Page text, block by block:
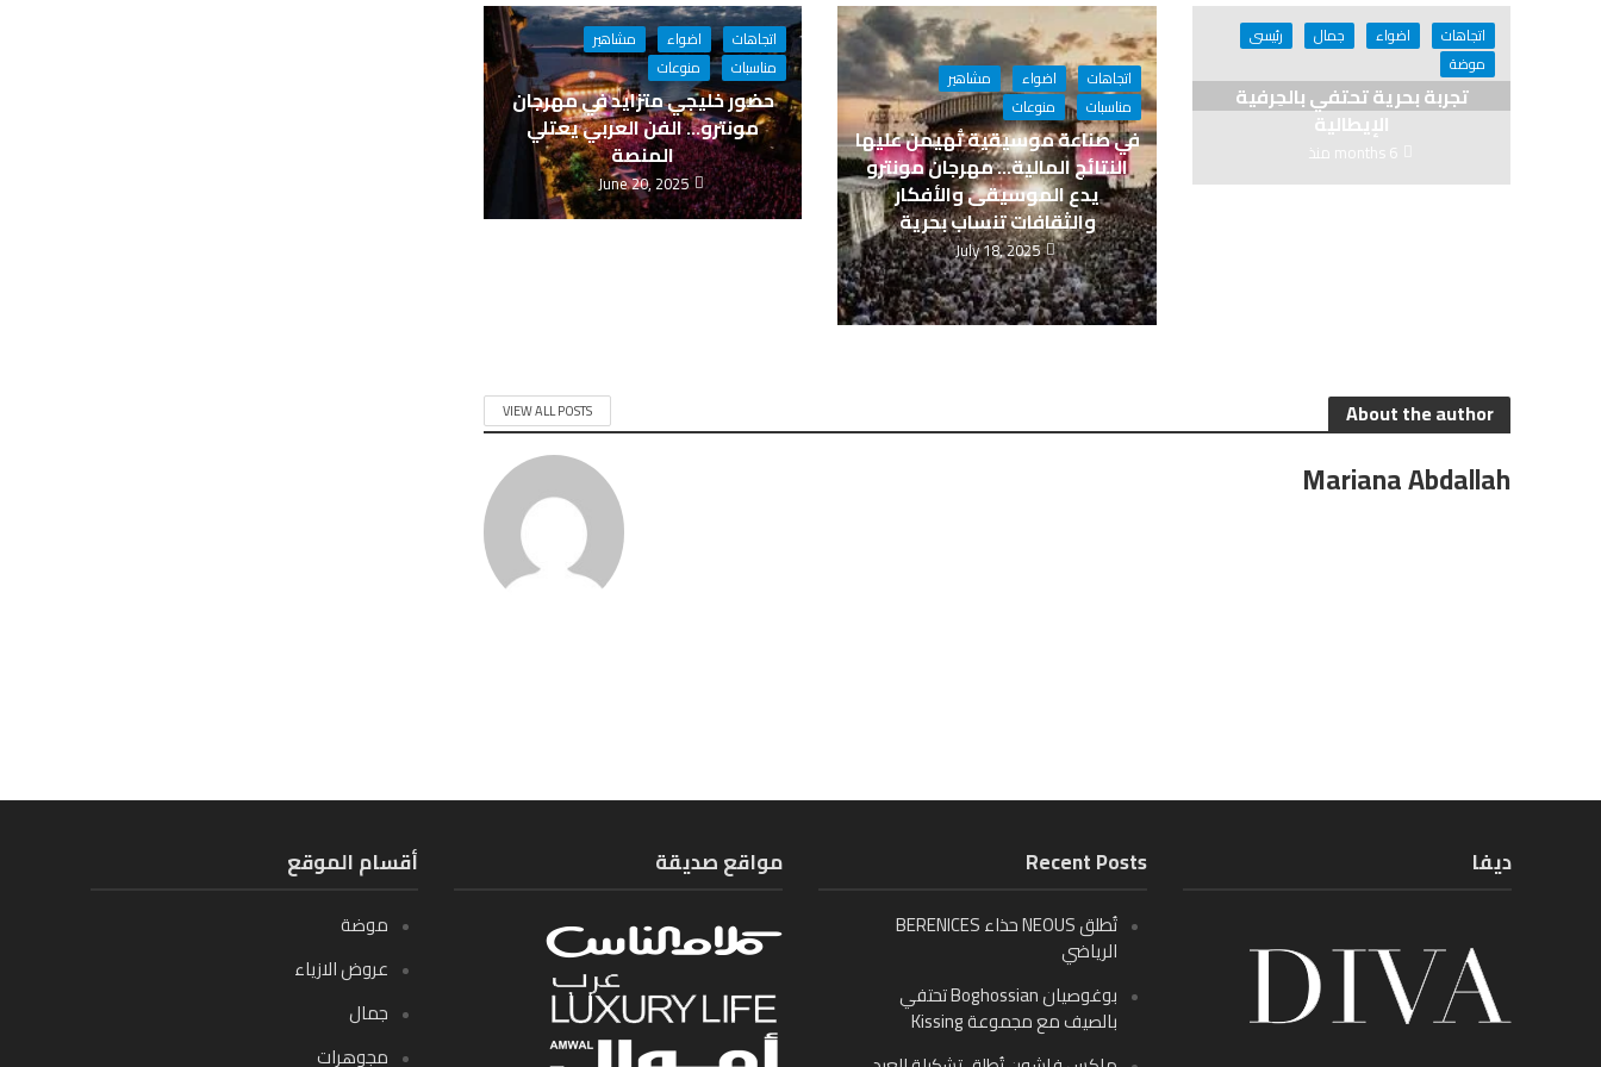
اتجاهات اضواء جمال
رئيسى
موضة
تجربة بحرية تحتفي بالحِرفية
الإيطالية
6 months منذ
اتجاهات اضواء
مشاهير
مناسبات
منوعات
في صناعة موسيقية تُهيمن عليها
النتائج المالية… مهرجان مونترو
يدع الموسيقى والأفكار
والثقافات تنساب بحرية
July 18, 2025
اتجاهات اضواء
مشاهير
مناسبات
منوعات
حضور خليجي متزايد في مهرجان
مونترو… الفن العربي يعتلي
المنصة
June 20, 2025
About the author
VIEW ALL POSTS
Mariana Abdallah
أقسام الموقع
موضة
عروض الازياء
جمال
مجوهرات
مواقع صديقة Recent Posts
تُطلق NEOUS حذاء BERENICES
الرياضي
بوغوصيان Boghossian تحتفي
بالصيف مع مجموعة Kissing
ديفا